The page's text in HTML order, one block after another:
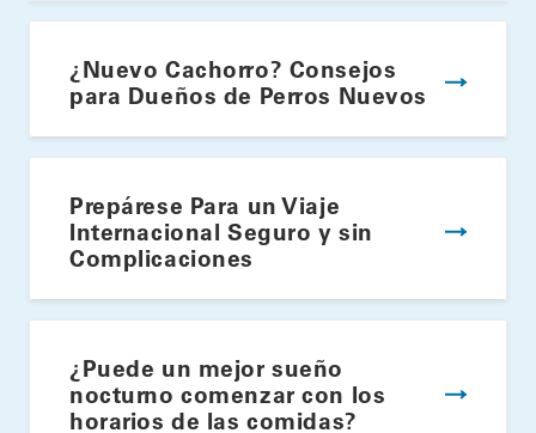
¿Nuevo Cachorro? Consejos
para Dueños de Perros Nuevos
Prepárese Para un Viaje
Internacional Seguro y sin
Complicaciones
¿Puede un mejor sueño
nocturno comenzar con los
horarios de las comidas?